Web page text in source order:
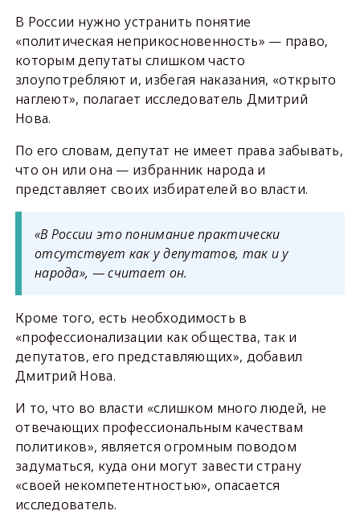
В России нужно устранить понятие
«политическая неприкосновенность» — право,
которым депутаты слишком часто
злоупотребляют и, избегая наказания, «открыто
наглеют», полагает исследователь Дмитрий
Нова.
По его словам, депутат не имеет права забывать,
что он или она — избранник народа и
представляет своих избирателей во власти.
«В России это понимание практически
отсутствует как у депутатов, так и у
народа», — считает он.
Кроме того, есть необходимость в
«профессионализации как общества, так и
депутатов, его представляющих», добавил
Дмитрий Нова.
И то, что во власти «слишком много людей, не
отвечающих профессиональным качествам
политиков», является огромным поводом
задуматься, куда они могут завести страну
«своей некомпетентностью», опасается
исследователь.